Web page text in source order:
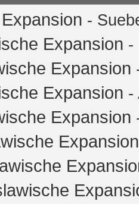
-
Expansion -
Expansion
Expansion -
Expansion
Expansion